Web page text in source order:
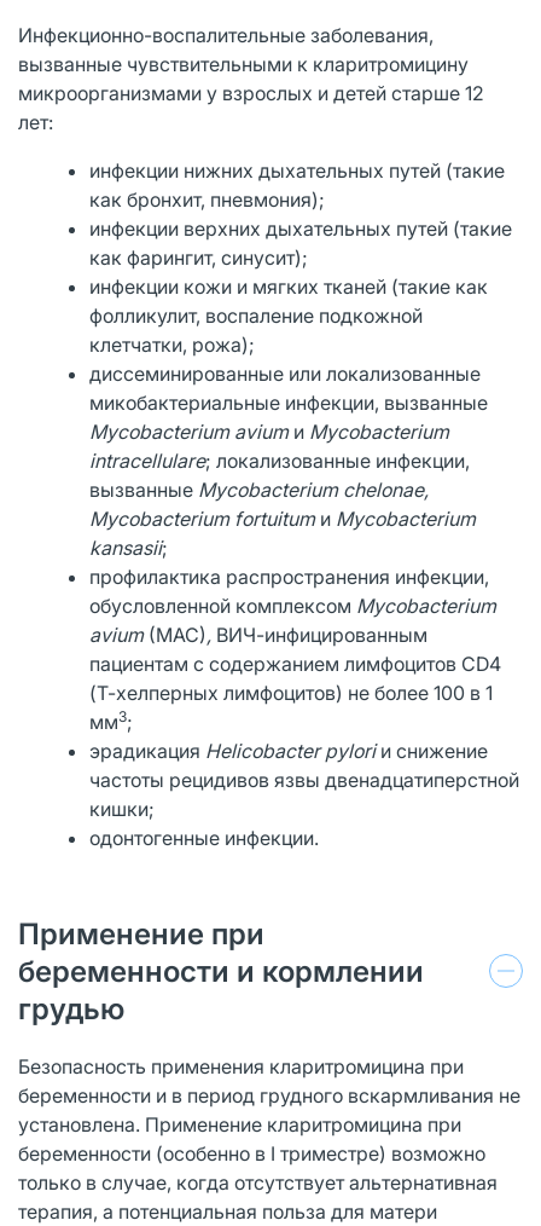
Инфекционно-воспалительные заболевания,
вызванные чувствительными к кларитромицину
микроорганизмами у взрослых и детей старше 12
лет:
инфекции нижних дыхательных путей (такие
как бронхит, пневмония);
инфекции верхних дыхательных путей (такие
как фарингит, синусит);
инфекции кожи и мягких тканей (такие как
фолликулит, воспаление подкожной
клетчатки, рожа);
диссеминированные или локализованные
микобактериальные инфекции, вызванные
Mycobacterium avium и Mycobacterium
intracellulare; локализованные инфекции,
вызванные Mycobacterium chelonae,
Mycobacterium fortuitum и Mycobacterium
kansasii;
профилактика распространения инфекции,
обусловленной комплексом Mycobacterium
avium (MAC) , ВИЧ-инфицированным
пациентам с содержанием лимфоцитов CD4
(Т-хелперных лимфоцитов) не более 100 в 1
мм3;
эрадикация Helicobacter pyloriи снижение
частоты рецидивов язвы двенадцатиперстной
кишки;
одонтогенные инфекции.
Применение при
беременности и кормлении
грудью
Безопасность применения кларитромицина при
беременности и в период грудного вскармливания не
установлена. Применение кларитромицина при
беременности (особенно в I триместре) возможно
только в случае, когда отсутствует альтернативная
терапия, а потенциальная польза для матери